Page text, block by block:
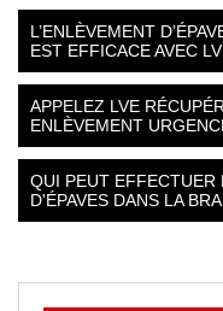
L’ENLÈVEMENT
EST EFFICACE AVEC
APPELEZ LVE
ENLÈVEMENT
QUI PEUT EFFECTUER
D'ÉPAVES DANS LA